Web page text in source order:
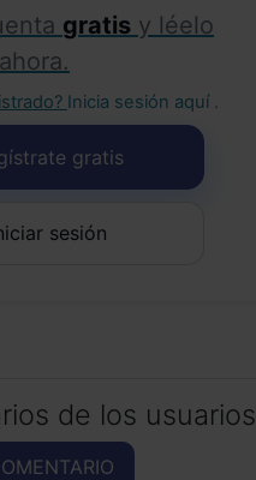
gratis y léelo
Inicia sesión aquí .
gratis
sesión
de los usuarios